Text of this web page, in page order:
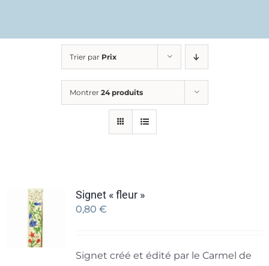
Trier par Prix
Montrer 24 produits
Signet « fleur »
0,80 €
Signet créé et édité par le Carmel de